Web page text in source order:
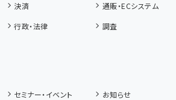
決済
通販・ECシステム
行政・法律
調査
セミナー・イベント
お知らせ